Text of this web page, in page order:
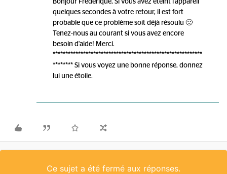
Bonjour Frédérique, Si vous avez éteint l'appareil
quelques secondes à votre retour, il est fort
probable que ce problème soit déjà résoulu 🙂
Tenez-nous au courant si vous avez encore
besoin d'aide! Merci.
***********************************************************
******** Si vous voyez une bonne réponse, donnez
lui une étoile.
Ce sujet a été fermé aux réponses.